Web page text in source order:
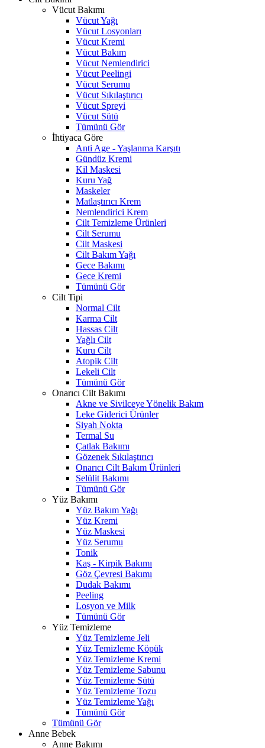
Vücut Bakımı
Vücut Yağı
Vücut Losyonları
Vücut Kremi
Vücut Bakım
Vücut Nemlendirici
Vücut Peelingi
Vücut Serumu
Vücut Sıkılaştırıcı
Vücut Spreyi
Vücut Sütü
Tümünü Gör
İhtiyaca Göre
Anti Age - Yaşlanma Karşıtı
Gündüz Kremi
Kil Maskesi
Kuru Yağ
Maskeler
Matlaştırıcı Krem
Nemlendirici Krem
Cilt Temizleme Ürünleri
Cilt Serumu
Cilt Maskesi
Cilt Bakım Yağı
Gece Bakımı
Gece Kremi
Tümünü Gör
Cilt Tipi
Normal Cilt
Karma Cilt
Hassas Cilt
Yağlı Cilt
Kuru Cilt
Atopik Cilt
Lekeli Cilt
Tümünü Gör
Onarıcı Cilt Bakımı
Akne ve Sivilceye Yönelik Bakım
Leke Giderici Ürünler
Siyah Nokta
Termal Su
Çatlak Bakımı
Gözenek Sıkılaştırıcı
Onarıcı Cilt Bakım Ürünleri
Selülit Bakımı
Tümünü Gör
Yüz Bakımı
Yüz Bakım Yağı
Yüz Kremi
Yüz Maskesi
Yüz Serumu
Tonik
Kaş - Kirpik Bakımı
Göz Çevresi Bakımı
Dudak Bakımı
Peeling
Losyon ve Milk
Tümünü Gör
Yüz Temizleme
Yüz Temizleme Jeli
Yüz Temizleme Köpük
Yüz Temizleme Kremi
Yüz Temizleme Sabunu
Yüz Temizleme Sütü
Yüz Temizleme Tozu
Yüz Temizleme Yağı
Tümünü Gör
Tümünü Gör
Anne Bebek
Anne Bakımı